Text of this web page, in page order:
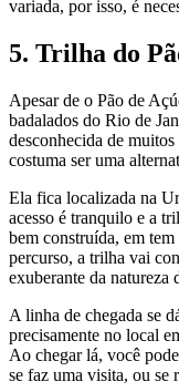
variada, por isso, é
5. Trilha do
Apesar de o Pão de
badalados do Rio de
desconhecida de
costuma ser uma
Ela fica localizada na
acesso é tranquilo e a
bem construída, em
percurso, a trilha vai
exuberante da natureza
A linha de chegada se
precisamente no local
Ao chegar lá, você
se faz uma visita, ou se